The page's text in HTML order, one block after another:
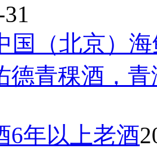
国（北京）
德青稞酒，
6年以上老酒